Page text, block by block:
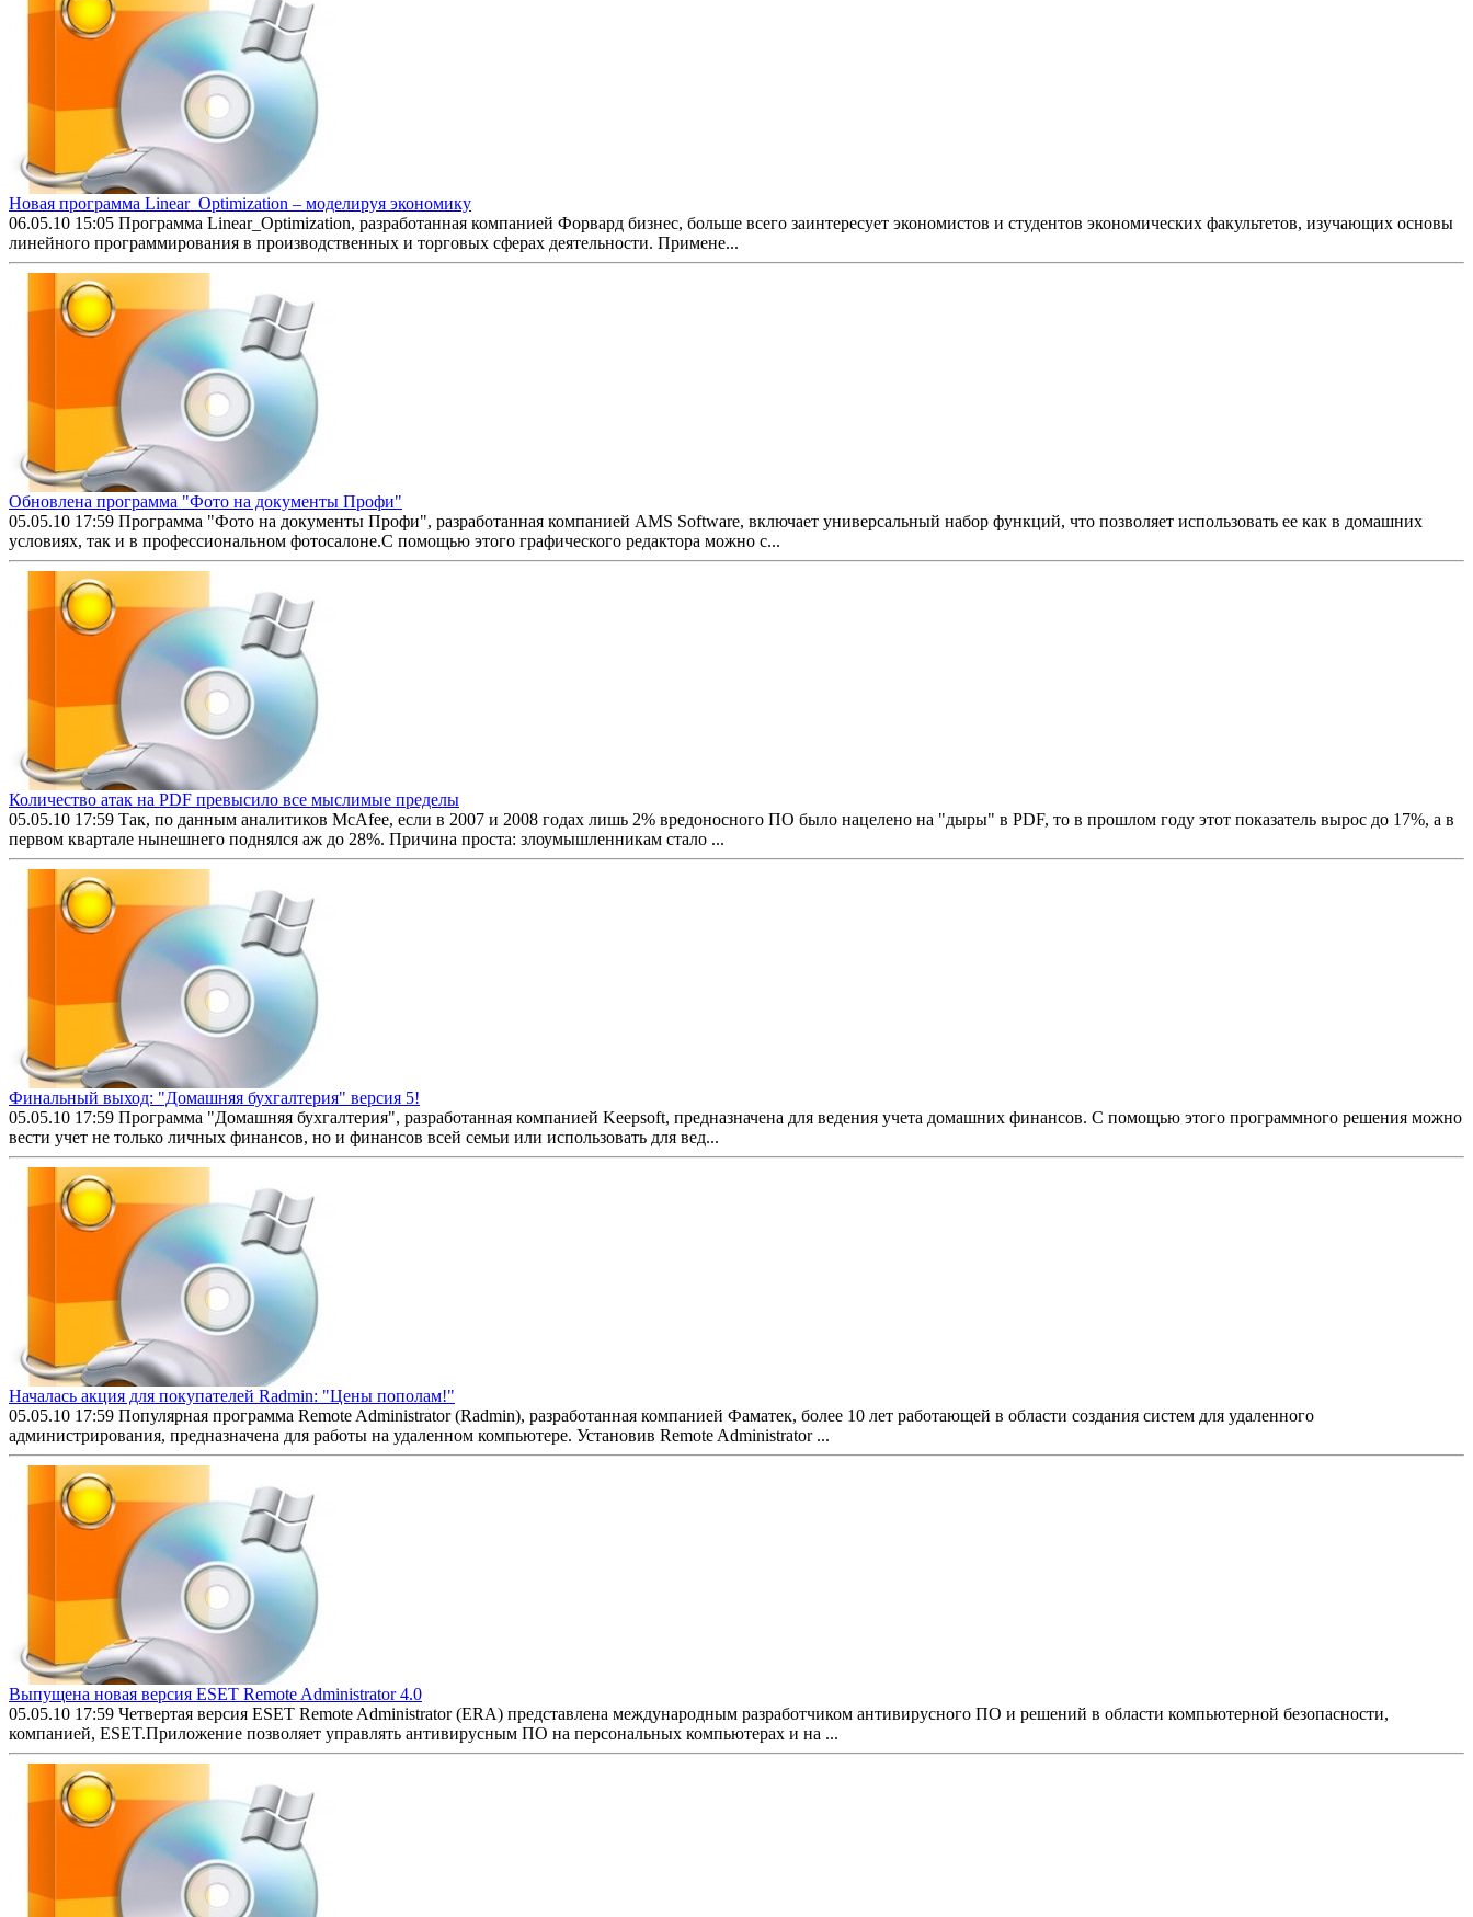
Новая программа Linear_Optimization – моделируя экономику
06.05.10 15:05 Программа Linear_Optimization, разработанная компанией Форвард бизнес, больше всего заинтересует экономистов и студентов экономических факультетов, изучающих основы
линейного программирования в производственных и торговых сферах деятельности. Примене...
Обновлена программа "Фото на документы Профи"
05.05.10 17:59 Программа "Фото на документы Профи", разработанная компанией AMS Software, включает универсальный набор функций, что позволяет использовать ее как в домашних
условиях, так и в профессиональном фотосалоне.С помощью этого графического редактора можно с...
Количество атак на PDF превысило все мыслимые пределы
05.05.10 17:59 Так, по данным аналитиков McAfee, если в 2007 и 2008 годах лишь 2% вредоносного ПО было нацелено на "дыры" в PDF, то в прошлом году этот показатель вырос до 17%, а в
первом квартале нынешнего поднялся аж до 28%. Причина проста: злоумышленникам стало ...
Финальный выход: "Домашняя бухгалтерия" версия 5!
05.05.10 17:59 Программа "Домашняя бухгалтерия", разработанная компанией Keepsoft, предназначена для ведения учета домашних финансов. С помощью этого программного решения можно
вести учет не только личных финансов, но и финансов всей семьи или использовать для вед...
Началась акция для покупателей Radmin: "Цены пополам!"
05.05.10 17:59 Популярная программа Remote Administrator (Radmin), разработанная компанией Фаматек, более 10 лет работающей в области создания систем для удаленного
администрирования, предназначена для работы на удаленном компьютере. Установив Remote Administrator ...
Выпущена новая версия ESET Remote Administrator 4.0
05.05.10 17:59 Четвертая версия ESET Remote Administrator (ERA) представлена международным разработчиком антивирусного ПО и решений в области компьютерной безопасности,
компанией, ESET.Приложение позволяет управлять антивирусным ПО на персональных компьютерах и на ...